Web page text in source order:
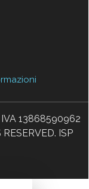
13868590962
ISP